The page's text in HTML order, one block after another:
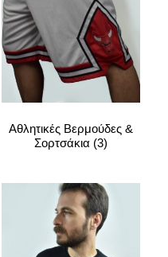
Αθλητικές Βερμούδες &
Σορτσάκια (3)